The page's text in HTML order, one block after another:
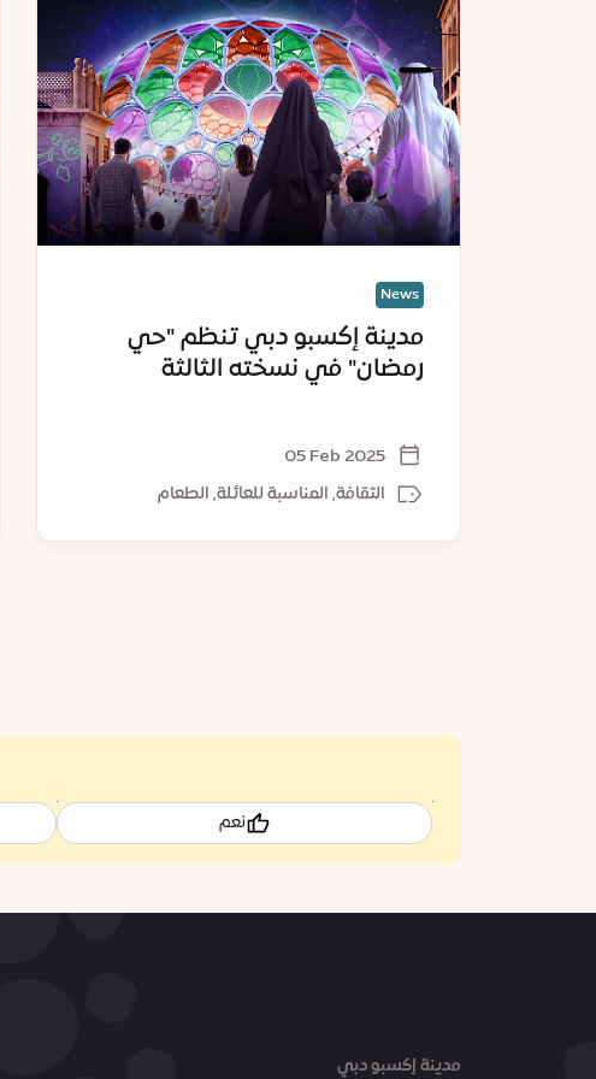
إكسبو
دبي
تنظم
"حي
رمضان"
في
نسخته
الثالثة
News
مدينة إكسبو دبي تنظم "حي
رمضان" في نسخته الثالثة
05 Feb 2025
الثقافة, المناسبة للعائلة, الطعام
نعم
مدينة إكسبو دبي